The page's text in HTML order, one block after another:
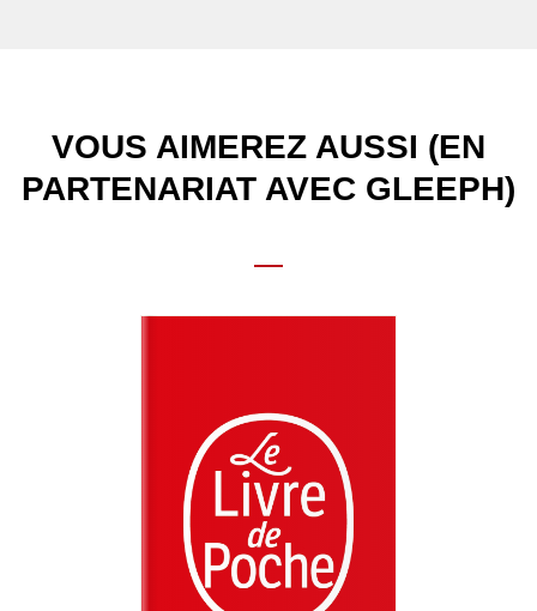
VOUS AIMEREZ AUSSI (EN
PARTENARIAT AVEC GLEEPH)